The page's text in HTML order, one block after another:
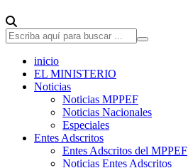
inicio
EL MINISTERIO
Noticias
Noticias MPPEF
Noticias Nacionales
Especiales
Entes Adscritos
Entes Adscritos del MPPEF
Noticias Entes Adscritos